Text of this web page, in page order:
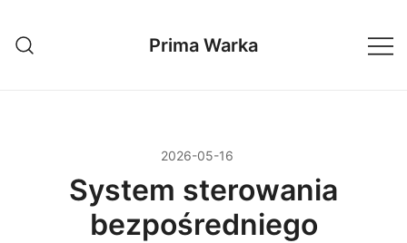
treści
Prima Warka
2026-05-16
System sterowania
bezpośredniego